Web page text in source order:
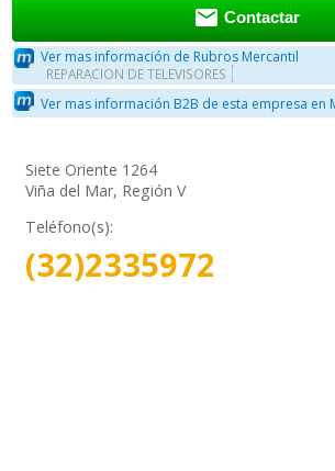
 Contactar
Ver mas información de Rubros Mercantil
REPARACION DE TELEVISORES
Ver mas información B2B de esta empresa en
Siete Oriente 1264
Viña del Mar, Región V
Teléfono(s):
(32)2335972